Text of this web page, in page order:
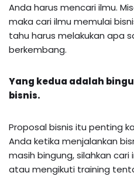
Anda harus mencari ilmu.
maka cari ilmu memulai
tahu harus melakukan apa
berkembang.
Yang kedua adalah
bisnis.
Proposal bisnis itu penting
Anda ketika menjalankan
masih bingung, silahkan
atau mengikuti training